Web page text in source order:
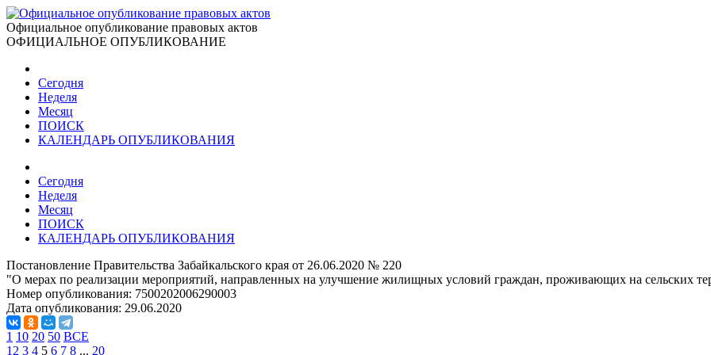
Официальное опубликование правовых актов
ОФИЦИАЛЬНОЕ ОПУБЛИКОВАНИЕ
Сегодня
Неделя
Месяц
ПОИСК
КАЛЕНДАРЬ ОПУБЛИКОВАНИЯ
Сегодня
Неделя
Месяц
ПОИСК
КАЛЕНДАРЬ ОПУБЛИКОВАНИЯ
Постановление Правительства Забайкальского края от 26.06.2020 № 220
"О мерах по реализации мероприятий, направленных на улучшение жилищных условий граждан, проживающих на сельских
Номер опубликования: 7500202006290003
Дата опубликования: 29.06.2020
1 10 20 50 ВСЕ
1 2 3 4 5 6 7 8 ... 20